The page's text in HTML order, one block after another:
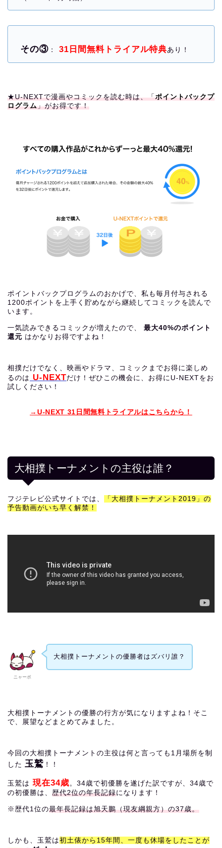
その③ ： 31日間無料トライアル特典あり！
★U-NEXTで漫画やコミックを読む時は、「ポイントバックプ
ログラム」がお得です！
ポイントバックプログラムのおかげで、私も毎月付与される
1200ポイントを上手く貯めながら継続してコミックを読んで
います。
一気読みできるコミックが増えたので、
最大40%のポイント
還元 はかなりお得ですよね！
相撲だけでなく、映画やドラマ、コミックまでお得に楽しめ
るのは U-NEXTだけ！ぜひこの機会に、お得にU-NEXTをお
試しください！
→U-NEXT 31日間無料トライアルはこちらから！
大相撲トーナメントの主役は誰？
フジテレビ公式サイトでは、
「大相撲トーナメント2019」の
予告動画がいち早く解禁！
ニャーボ
大相撲トーナメントの優勝者はズバリ誰？
大相撲トーナメントの優勝の行方が気になりますよね！そこ
で、展望などまとめてみました。
今回の大相撲トーナメントの主役は何と言っても1月場所を制
した 玉鷲 ！！
玉鷲は 現在34歳。34歳で初優勝を遂げた訳ですが、34歳で
の初優勝は、 歴代2位の年長記録になります！
※歴代1位の最年長記録は旭天鵬（現友綱親方）の37歳。
しかも、玉鷲は初土俵から15年間、一度も休場をしたことが